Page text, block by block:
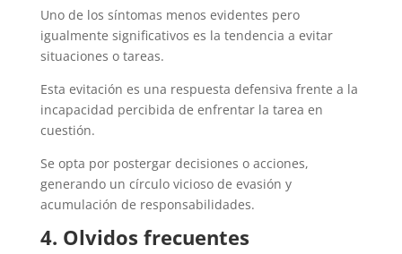
Uno de los síntomas menos evidentes pero
igualmente significativos es la tendencia a evitar
situaciones o tareas.
Esta evitación es una respuesta defensiva frente a la
incapacidad percibida de enfrentar la tarea en
cuestión.
Se opta por postergar decisiones o acciones,
generando un círculo vicioso de evasión y
acumulación de responsabilidades.
4. Olvidos frecuentes